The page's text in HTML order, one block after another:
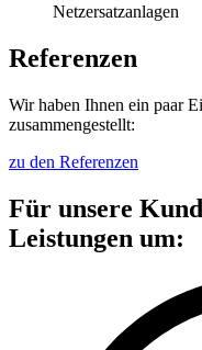
Netzersatzanlagen
Referenzen
Wir haben Ihnen ein paar
zusammengestellt:
zu den Referenzen
Für unsere
Leistungen um: